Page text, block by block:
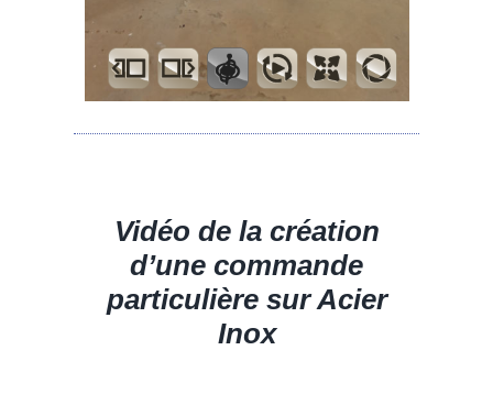
Vidéo de la création
d’une commande
particulière sur Acier
Inox